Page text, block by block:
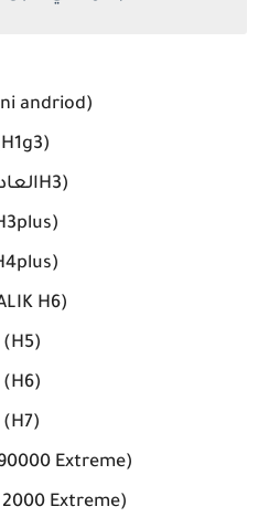
(h2Mini andriod)
(H1g3)
(H3العادي)
(H3plus)
(H4plus)
(SALIK H6)
(H5)
(H6)
(H7)
(Star sat- 90000 Extreme)
(Star sat- 2000 Extreme)